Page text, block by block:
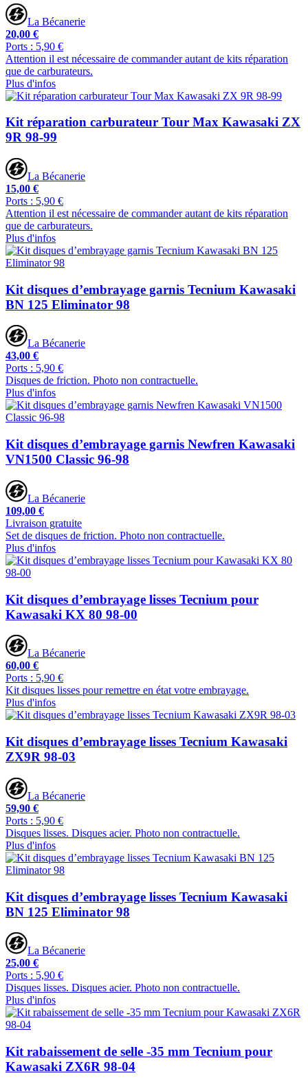
La Bécanerie
20,00 €
Ports : 5,90 €
Attention il est nécessaire de commander autant de kits réparation
que de carburateurs.
Plus d'infos
Kit réparation carburateur Tour Max Kawasaki ZX
9R 98-99
La Bécanerie
15,00 €
Ports : 5,90 €
Attention il est nécessaire de commander autant de kits réparation
que de carburateurs.
Plus d'infos
Kit disques d’embrayage garnis Tecnium Kawasaki
BN 125 Eliminator 98
La Bécanerie
43,00 €
Ports : 5,90 €
Disques de friction. Photo non contractuelle.
Plus d'infos
Kit disques d’embrayage garnis Newfren Kawasaki
VN1500 Classic 96-98
La Bécanerie
109,00 €
Livraison gratuite
Set de disques de friction. Photo non contractuelle.
Plus d'infos
Kit disques d’embrayage lisses Tecnium pour
Kawasaki KX 80 98-00
La Bécanerie
60,00 €
Ports : 5,90 €
Kit disques lisses pour remettre en état votre embrayage.
Plus d'infos
Kit disques d’embrayage lisses Tecnium Kawasaki
ZX9R 98-03
La Bécanerie
59,90 €
Ports : 5,90 €
Disques lisses. Disques acier. Photo non contractuelle.
Plus d'infos
Kit disques d’embrayage lisses Tecnium Kawasaki
BN 125 Eliminator 98
La Bécanerie
25,00 €
Ports : 5,90 €
Disques lisses. Disques acier. Photo non contractuelle.
Plus d'infos
Kit rabaissement de selle -35 mm Tecnium pour
Kawasaki ZX6R 98-04